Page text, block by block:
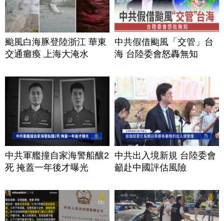
颱風白海豚登陸浙江 華東
交通癱瘓 上海大淹水
中共假借颱風「交管」台
海 台陸委會怒轟無知
中共軍艦撞自家海警船釀2
死 掩蓋一年後才曝光
中共出入境新規 台陸委會
籲赴中國評估風險